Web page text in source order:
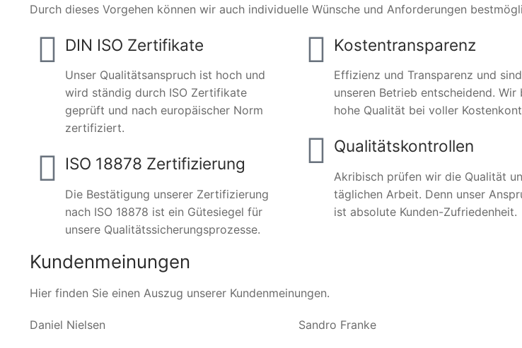
Durch dieses Vorgehen können wir auch individuelle Wünsche und Anforderungen
DIN ISO Zertifikate
Unser Qualitätsanspruch ist hoch und
wird ständig durch ISO Zertifikate
geprüft und nach europäischer Norm
zertifiziert.
ISO 18878 Zertifizierung
Die Bestätigung unserer Zertifizierung
nach ISO 18878 ist ein Gütesiegel für
unsere Qualitätssicherungsprozesse.
Kostentransparenz
Effizienz und Transparenz und
unseren Betrieb entscheidend. Wir
hohe Qualität bei voller
Qualitätskontrollen
Akribisch prüfen wir die Qualität
täglichen Arbeit. Denn unser
ist absolute Kunden-Zufriedenheit.
Kundenmeinungen
Hier finden Sie einen Auszug unserer Kundenmeinungen.
Daniel Nielsen Sandro Franke